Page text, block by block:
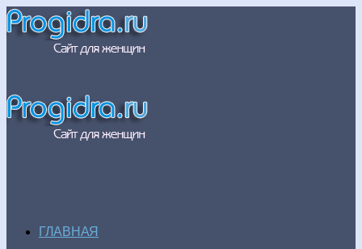
ГЛАВНАЯ